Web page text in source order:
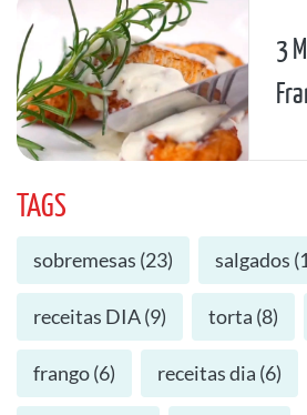
3
TAGS
sobremesas (23) salgados (
receitas DIA(9) torta (8)
frango(6) receitas dia (6)